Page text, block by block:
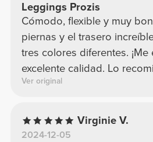
Leggings Prozis
Cómodo, flexible y muy
piernas y el trasero
tres colores diferentes. ¡Me
excelente calidad. Lo
Ver original
Virginie V.
2024-12-05